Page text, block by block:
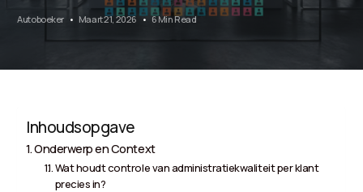
Autoboeker Maart 21, 2026 6 Min Read
Inhoudsopgave
Onderwerp en Context
Wat houdt controle van administratiekwaliteit per klant
precies in?